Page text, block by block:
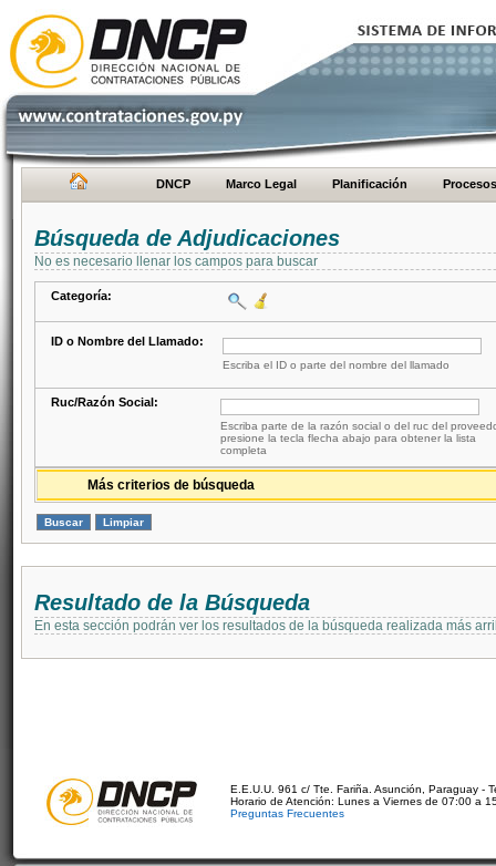
DNCP Marco Legal Planificación Procesos
Búsqueda de Adjudicaciones
No es necesario llenar los campos para buscar
Categoría:
ID o Nombre del Llamado:
Escriba el ID o parte del nombre del llamado
Ruc/Razón Social:
Escriba parte de la razón social o del ruc del
presione la tecla flecha abajo para obtener la lista
completa
Más criterios de búsqueda
Resultado de la Búsqueda
En esta sección podrán ver los resultados de la búsqueda realizada más
E.E.U.U. 961 c/ Tte. Fariña. Asunción, Paraguay -
Horario de Atención: Lunes a Viernes de 07:00 a
Preguntas Frecuentes